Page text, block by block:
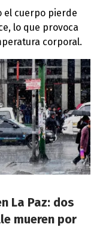
el cuerpo pierde
lo que provoca
corporal.
La Paz: dos
mueren por